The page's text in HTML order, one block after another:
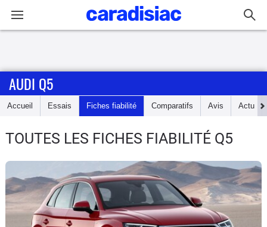
Accueil
Essais
Guide
d'achat
Electriques
AUDI Q5
Accueil Essais Fiches fiabilité Comparatifs Avis Actu
TOUTES LES FICHES FIABILITÉ Q5